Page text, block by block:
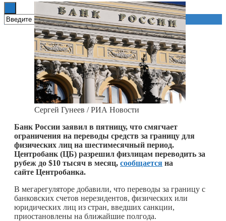
Сергей Гунеев / РИА Новости
Банк России заявил в пятницу, что смягчает
ограничения на переводы средств за границу для
физических лиц на шестимесячный период.
Центробанк (ЦБ) разрешил физлицам переводить за
рубеж до $10 тысяч в месяц, сообщается на
сайте Центробанка.
В мегарегуляторе добавили, что переводы за границу с
банковских счетов нерезидентов, физических или
юридических лиц из стран, введших санкции,
приостановлены на ближайшие полгода.